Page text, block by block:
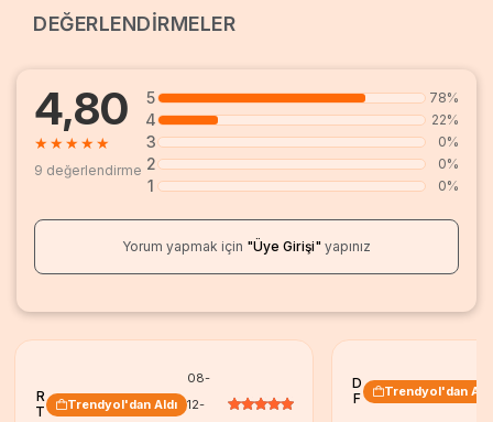
R
T
Trendyol'dan Aldı
08-
12-
D
F
Trendyol'dan Aldı
DEĞERLENDİRMELER
4,80
★★★★★
9 değerlendirme
5 78%
4 22%
3 0%
2 0%
1 0%
Yorum yapmak için "Üye Girişi" yapınız